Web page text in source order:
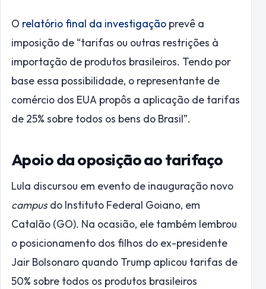
O relatório final da investigação prevê a
imposição de “tarifas ou outras restrições à
importação de produtos brasileiros. Tendo por
base essa possibilidade, o representante de
comércio dos EUA propôs a aplicação de tarifas
de 25% sobre todos os bens do Brasil”.
Apoio da oposição ao tarifaço
Lula discursou em evento de inauguração novo
campusdo Instituto Federal Goiano, em
Catalão (GO). Na ocasião, ele também lembrou
o posicionamento dos filhos do ex-presidente
Jair Bolsonaro quando Trump aplicou tarifas de
50% sobre todos os produtos brasileiros